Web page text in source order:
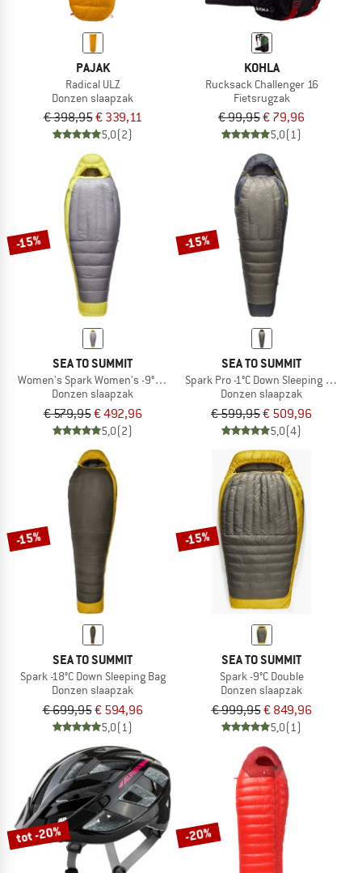
PAJAK
Radical ULZ
Donzen slaapzak
€ 398,95€ 339,11
5,0(2)
KOHLA
Rucksack Challenger 16
Fietsrugzak
€ 99,95€ 79,96
5,0(1)
-15%
SEA TO SUMMIT
Women's Spark Women's -9°C Down Sleeping Bag
Donzen slaapzak
€ 579,95€ 492,96
5,0(2)
-15%
SEA TO SUMMIT
Spark Pro -1°C Down Sleeping Bag
Donzen slaapzak
€ 599,95€ 509,96
5,0(4)
-15%
SEA TO SUMMIT
Spark -18°C Down Sleeping Bag
Donzen slaapzak
€ 699,95€ 594,96
5,0(1)
-15%
SEA TO SUMMIT
Spark -9°C Double
Donzen slaapzak
€ 999,95€ 849,96
5,0(1)
tot -20% -20%